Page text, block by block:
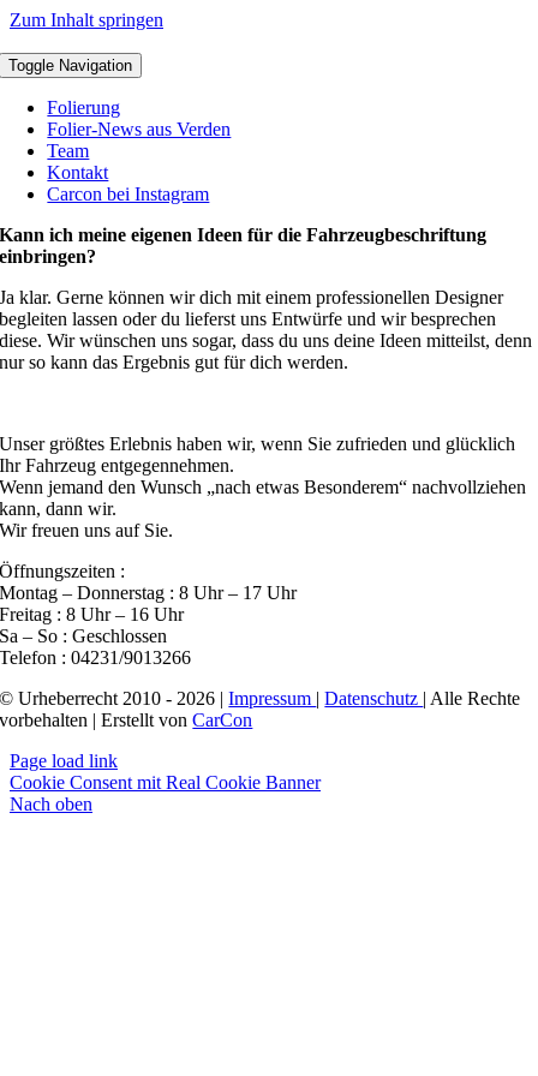
Zum Inhalt springen
Toggle Navigation
Folierung
Folier-News aus Verden
Team
Kontakt
Carcon bei Instagram
Kann ich meine eigenen Ideen für die Fahrzeugbeschriftung
einbringen?
Ja klar. Gerne können wir dich mit einem professionellen Designer
begleiten lassen oder du lieferst uns Entwürfe und wir besprechen
diese. Wir wünschen uns sogar, dass du uns deine Ideen mitteilst, denn
nur so kann das Ergebnis gut für dich werden.
Unser größtes Erlebnis haben wir, wenn Sie zufrieden und glücklich
Ihr Fahrzeug entgegennehmen.
Wenn jemand den Wunsch „nach etwas Besonderem“ nachvollziehen
kann, dann wir.
Wir freuen uns auf Sie.
Öffnungszeiten :
Montag – Donnerstag : 8 Uhr – 17 Uhr
Freitag : 8 Uhr – 16 Uhr
Sa – So : Geschlossen
Telefon : 04231/9013266
© Urheberrecht 2010 - 2026 |Impressum |Datenschutz | Alle Rechte
vorbehalten | Erstellt vonCarCon
Page load link
Cookie Consent mit Real Cookie Banner
Nach oben